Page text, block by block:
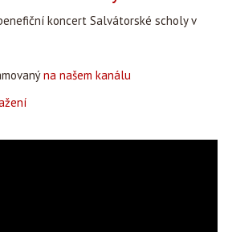
koncert Salvátorské scholy v
na našem kanálu